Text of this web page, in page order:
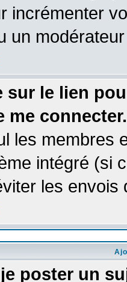
incrémenter
un
sur le lien
me connecter.
les membres
intégré (si
les
poster un